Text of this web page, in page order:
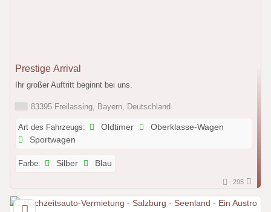
Prestige Arrival
Ihr großer Auftritt beginnt bei uns.
83395 Freilassing, Bayern, Deutschland
Art des Fahrzeugs: Oldtimer
Oberklasse-Wagen
Sportwagen
Farbe: Silber Blau
295